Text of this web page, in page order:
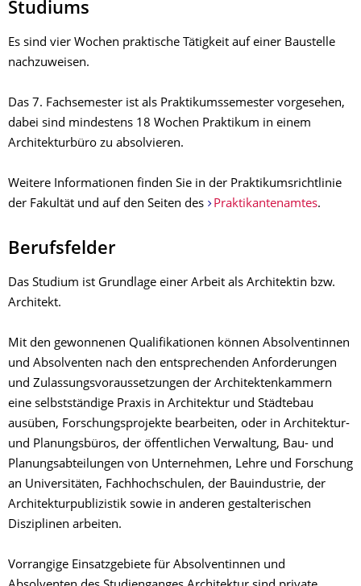
Studiums
Es sind vier Wochen praktische Tätigkeit auf einer Baustelle
nachzuweisen.
Das 7. Fachsemester ist als Praktikumssemester vorgesehen,
dabei sind mindestens 18 Wochen Praktikum in einem
Architekturbüro zu absolvieren.
Weitere Informationen finden Sie in der Praktikumsrichtlinie
der Fakultät und auf den Seiten des
Praktikantenamtes.
Berufsfelder
Das Studium ist Grundlage einer Arbeit als Architektin bzw.
Architekt.
Mit den gewonnenen Qualifikationen können Absolventinnen
und Absolventen nach den entsprechenden Anforderungen
und Zulassungsvoraussetzungen der Architektenkammern
eine selbstständige Praxis in Architektur und Städtebau
ausüben, Forschungsprojekte bearbeiten, oder in Architektur-
und Planungsbüros, der öffentlichen Verwaltung, Bau- und
Planungsabteilungen von Unternehmen, Lehre und Forschung
an Universitäten, Fachhochschulen, der Bauindustrie, der
Architekturpublizistik sowie in anderen gestalterischen
Disziplinen arbeiten.
Vorrangige Einsatzgebiete für Absolventinnen und